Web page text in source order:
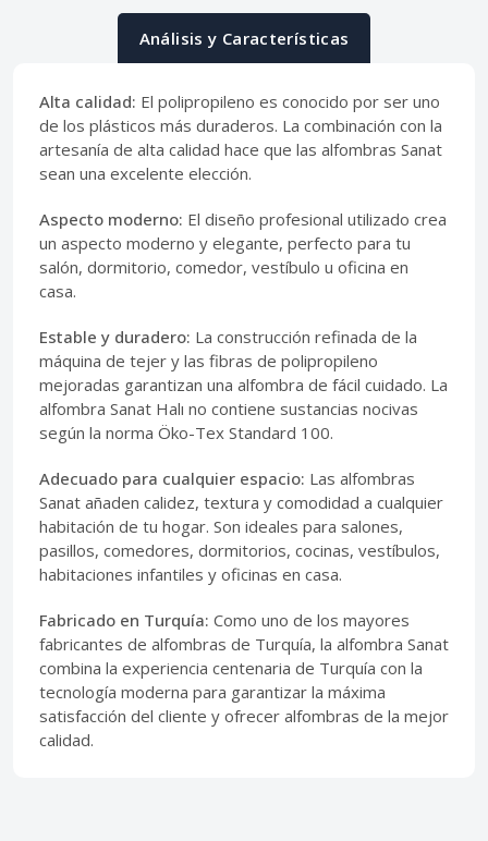
Análisis y Características
Alta calidad: El polipropileno es conocido por ser uno
de los plásticos más duraderos. La combinación con la
artesanía de alta calidad hace que las alfombras Sanat
sean una excelente elección.
Aspecto moderno: El diseño profesional utilizado crea
un aspecto moderno y elegante, perfecto para tu
salón, dormitorio, comedor, vestíbulo u oficina en
casa.
Estable y duradero: La construcción refinada de la
máquina de tejer y las fibras de polipropileno
mejoradas garantizan una alfombra de fácil cuidado. La
alfombra Sanat Halı no contiene sustancias nocivas
según la norma Öko-Tex Standard 100.
Adecuado para cualquier espacio: Las alfombras
Sanat añaden calidez, textura y comodidad a cualquier
habitación de tu hogar. Son ideales para salones,
pasillos, comedores, dormitorios, cocinas, vestíbulos,
habitaciones infantiles y oficinas en casa.
Fabricado en Turquía: Como uno de los mayores
fabricantes de alfombras de Turquía, la alfombra Sanat
combina la experiencia centenaria de Turquía con la
tecnología moderna para garantizar la máxima
satisfacción del cliente y ofrecer alfombras de la mejor
calidad.